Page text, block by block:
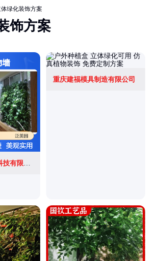
绿化装饰方案
饰方案
天津泛美园环境科技有限公司
重庆建福模具制造有限公司